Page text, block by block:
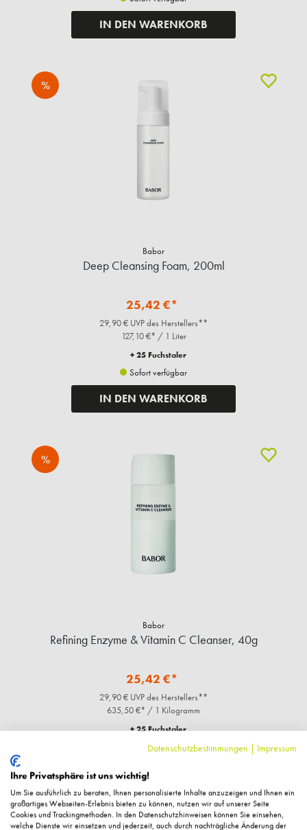
IN DEN WARENKORB
%
Babor
Deep Cleansing Foam, 200ml
25,42 €*
29,90 € UVP des Herstellers**
127,10 €* / 1 Liter
+ 25 Fuchstaler
Sofort verfügbar
IN DEN WARENKORB
%
Babor
Refining Enzyme & Vitamin C Cleanser, 40g
25,42 €*
29,90 € UVP des Herstellers**
635,50 €* / 1 Kilogramm
+ 25 Fuchstaler
Sofort verfügbar
IN DEN WARENKORB
Datenschutzbestimmungen | Impressum
Ihre Privatsphäre ist uns wichtig!
Um Sie ausführlich zu beraten, Ihnen personalisierte Inhalte anzuzeigen und Ihnen ein
großartiges Webseiten-Erlebnis bieten zu können, nutzen wir auf unserer Seite
Cookies und Trackingmethoden. In den Datenschutzhinweisen können Sie einsehen,
welche Dienste wir einsetzen und jederzeit, auch durch nachträgliche Änderung der